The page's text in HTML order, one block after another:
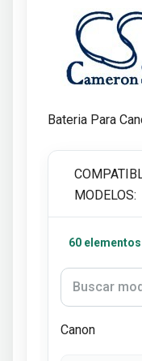
Bateria Para
MODELOS:
60
Canon